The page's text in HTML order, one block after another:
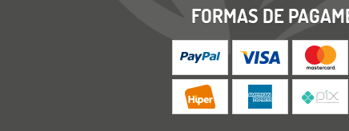
FORMAS DE